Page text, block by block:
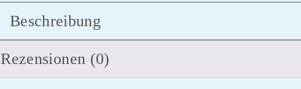
Beschreibung
Rezensionen (0)